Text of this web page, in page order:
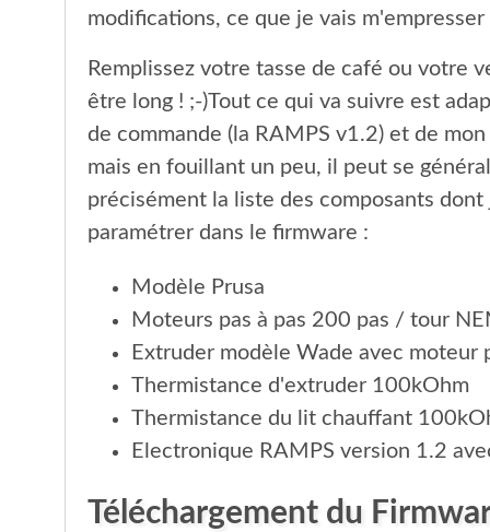
modifications, ce que je vais
Remplissez votre tasse de café ou votre
être long ! ;-)Tout ce qui va suivre est
de commande (la RAMPS v1.2) et de
mais en fouillant un peu, il peut se
précisément la liste des composants
paramétrer dans le firmware :
Modèle Prusa
Moteurs pas à pas 200 pas / tour
Extruder modèle Wade avec moteur
Thermistance d'extruder 100kOhm
Thermistance du lit chauffant
Electronique RAMPS version 1.2
Téléchargement du